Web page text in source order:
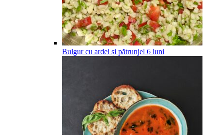
Bulgur cu ardei și pătrunjel 6 luni